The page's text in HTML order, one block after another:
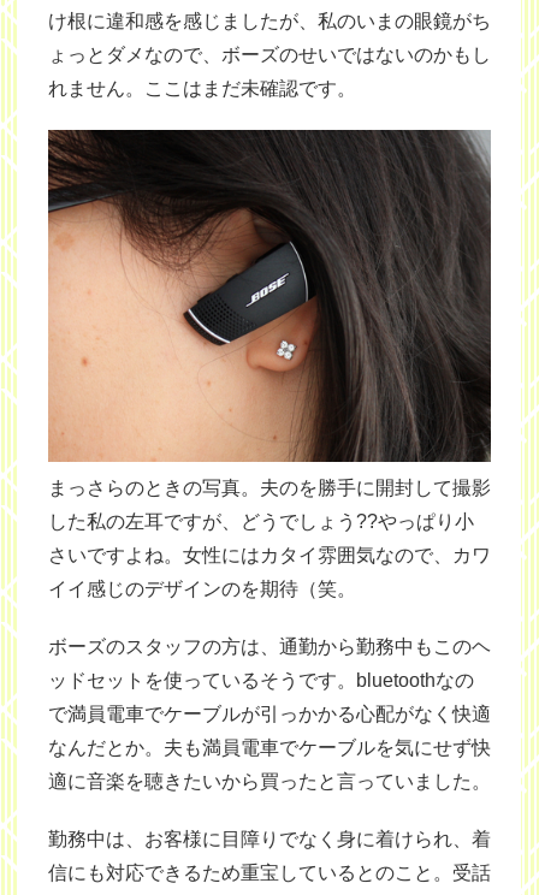
け根に違和感を感じましたが、私のいまの眼鏡がち
ょっとダメなので、ボーズのせいではないのかもし
れません。ここはまだ未確認です。
まっさらのときの写真。夫のを勝手に開封して撮影
した私の左耳ですが、どうでしょう??やっぱり小
さいですよね。女性にはカタイ雰囲気なので、カワ
イイ感じのデザインのを期待（笑。
ボーズのスタッフの方は、通勤から勤務中もこのヘ
ッドセットを使っているそうです。bluetoothなの
で満員電車でケーブルが引っかかる心配がなく快適
なんだとか。夫も満員電車でケーブルを気にせず快
適に音楽を聴きたいから買ったと言っていました。
勤務中は、お客様に目障りでなく身に着けられ、着
信にも対応できるため重宝しているとのこと。受話